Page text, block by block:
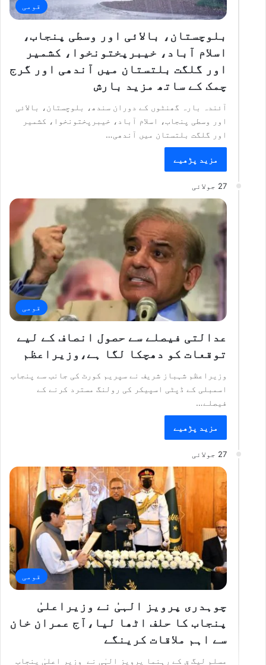
قومی
بلوچستان، بالائی اور وسطی پنجاب،
اسلام آباد، خیبرپختونخوا، کشمیر
اور گلگت بلتستان میں آندھی اور گرج
چمک کے ساتھ مزید بارش
آئندہ بارہ گھنٹوں کے دوران سندھ، بلوچستان، بالائی
اور وسطی پنجاب، اسلام آباد، خیبرپختونخوا، کشمیر
اور گلگت بلتستان میں آندھی…
مزید پڑھیے
27 جولائی
قومی
عدالتی فیصلے سے حصول انصاف کے لیے
توقعات کو دھچکا لگا ہے،وزیراعظم
وزیراعظم شہباز شریف نے سپریم کورٹ کی جانب سے پنجاب
اسمبلی کے ڈپٹی اسپیکر کی رولنگ مسترد کرنے کے
فیصلے…
مزید پڑھیے
27 جولائی
قومی
چوہدری پرویز الہیٰ نے وزیراعلیٰ
پنجاب کا حلف اٹھا لیا،آج عمران خان
سے اہم ملاقات کرینگے
مسلم لیگ ق کے رہنما پرویز الہٰی نے وزیر اعلیٰ پنجاب